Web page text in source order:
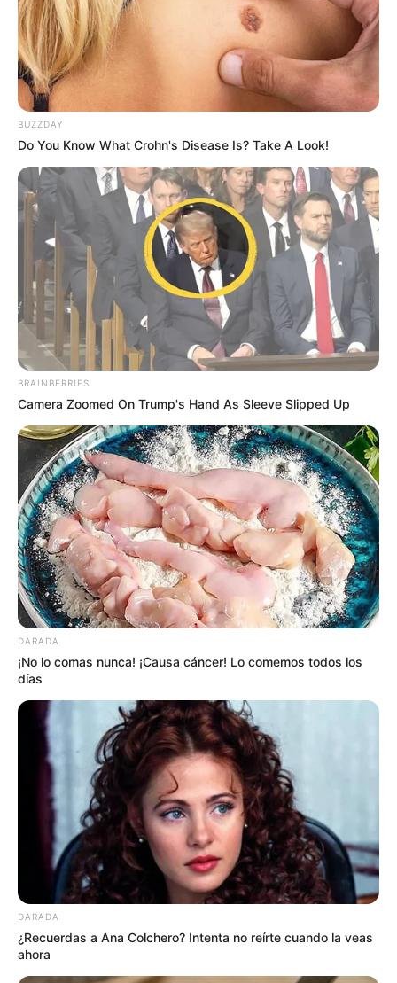
BUZZDAY
Do You Know What Crohn's Disease Is? Take A Look!
BRAINBERRIES
Camera Zoomed On Trump's Hand As Sleeve Slipped Up
DARADA
¡No lo comas nunca! ¡Causa cáncer! Lo comemos todos los
días
DARADA
¿Recuerdas a Ana Colchero? Intenta no reírte cuando la veas
ahora